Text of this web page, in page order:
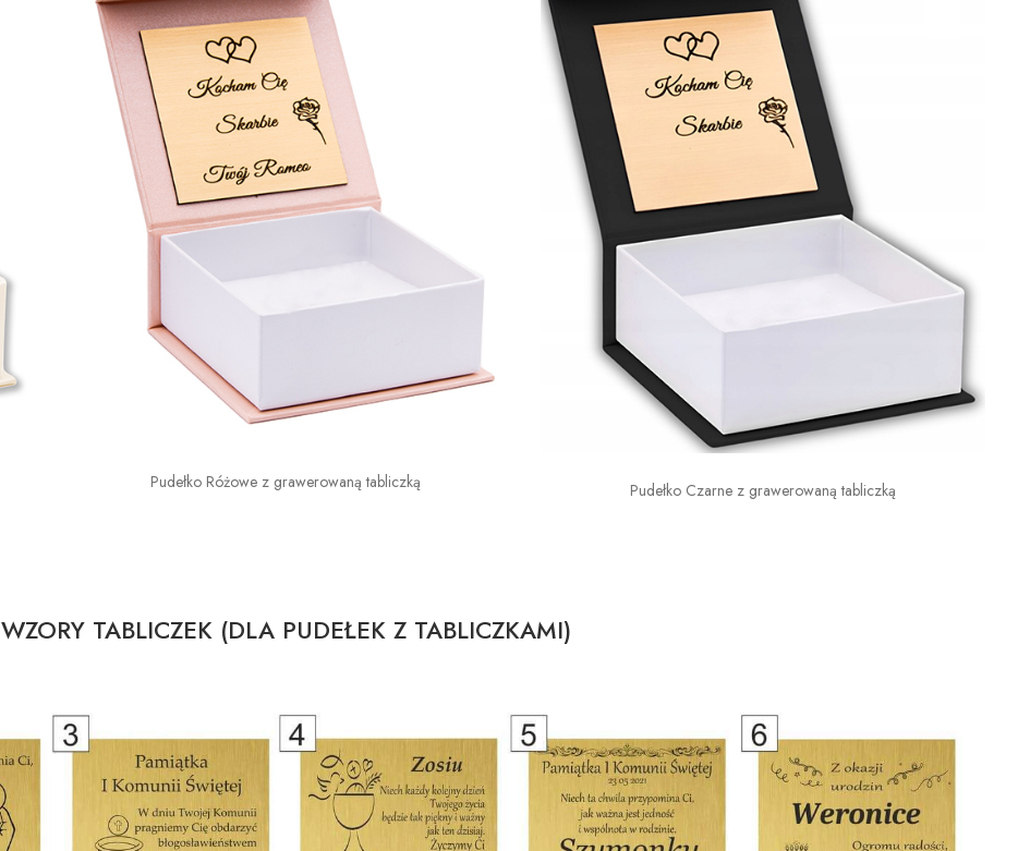
Pudełko Różowe z grawerowaną tabliczką Pudełko Czarne z grawerowaną tabliczką
WZORY TABLICZEK (DLA PUDEŁEK Z TABLICZKAMI)